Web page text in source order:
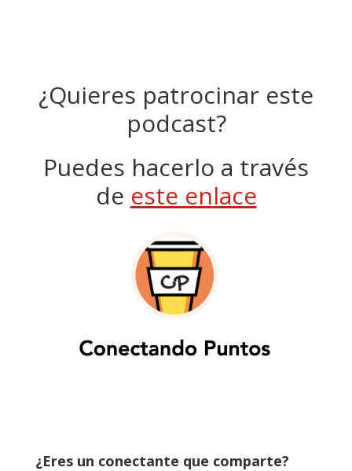
¿Quieres patrocinar este
podcast?
Puedes hacerlo a través
de este enlace
¿Eres un conectante que comparte?